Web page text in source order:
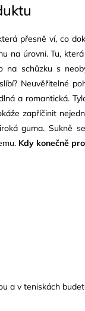
přesně ví, co
na úrovni. Tu,
na schůzku s
Neuvěřitelné
a romantická.
zapříčinit
guma. Sukně
Kdy konečně
a v teniskách